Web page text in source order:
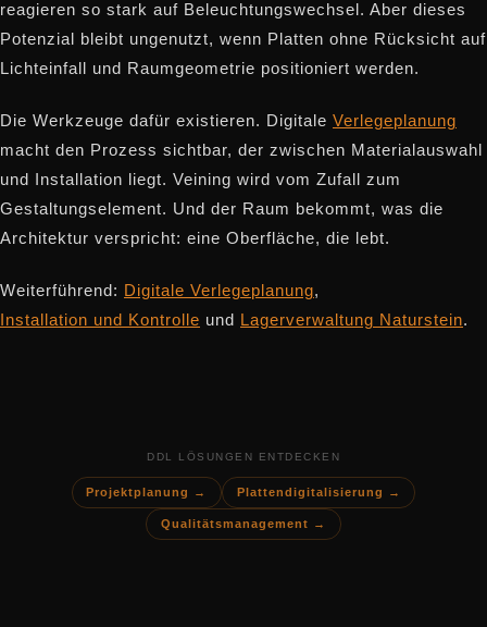
reagieren so stark auf Beleuchtungswechsel. Aber dieses
Potenzial bleibt ungenutzt, wenn Platten ohne Rücksicht auf
Lichteinfall und Raumgeometrie positioniert werden.
Die Werkzeuge dafür existieren. Digitale Verlegeplanung
macht den Prozess sichtbar, der zwischen Materialauswahl
und Installation liegt. Veining wird vom Zufall zum
Gestaltungselement. Und der Raum bekommt, was die
Architektur verspricht: eine Oberfläche, die lebt.
Weiterführend: Digitale Verlegeplanung,
Installation und Kontrolle und Lagerverwaltung Naturstein.
DDL LÖSUNGEN ENTDECKEN
Projektplanung → Plattendigitalisierung →
Qualitätsmanagement →